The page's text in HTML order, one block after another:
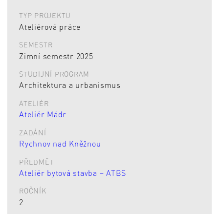
TYP PROJEKTU
Ateliérová práce
SEMESTR
Zimní semestr 2025
STUDIJNÍ PROGRAM
Architektura a urbanismus
ATELIÉR
Ateliér Mádr
ZADÁNÍ
Rychnov nad Kněžnou
PŘEDMĚT
Ateliér bytová stavba – ATBS
ROČNÍK
2